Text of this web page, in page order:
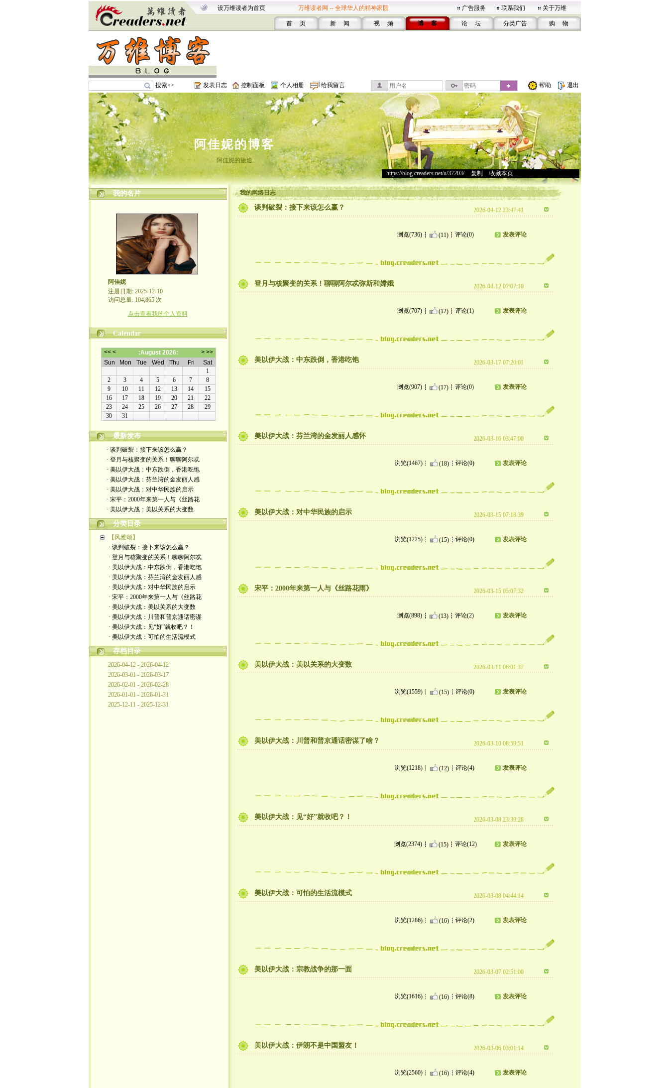
设万维读者为首页 万维读者网 -- 全球华人的精神家园 广告服务 联系我们 关于万维
首 页 新 闻 视 频 博 客 论 坛 分类广告 购 物
搜索>> 发表日志 控制面板 个人相册 给我留言 帮助 退出
阿佳妮的博客
阿佳妮的旅途
https://blog.creaders.net/u/37203/> 复制 收藏本页
我的名片
阿佳妮
注册日期: 2025-12-10
访问总量: 104,865 次
点击查看我的个人资料
Calendar
最新发布
· 谈判破裂：接下来该怎么赢？
· 登月与核聚变的关系！聊聊阿尔忒
· 美以伊大战：中东跌倒，香港吃饱
· 美以伊大战：芬兰湾的金发丽人感
· 美以伊大战：对中华民族的启示
· 宋平：2000年来第一人与《丝路花
· 美以伊大战：美以关系的大变数
分类目录
【风雅颂】
· 谈判破裂：接下来该怎么赢？
· 登月与核聚变的关系！聊聊阿尔忒
· 美以伊大战：中东跌倒，香港吃饱
· 美以伊大战：芬兰湾的金发丽人感
· 美以伊大战：对中华民族的启示
· 宋平：2000年来第一人与《丝路花
· 美以伊大战：美以关系的大变数
· 美以伊大战：川普和普京通话密谋
· 美以伊大战：见“好”就收吧？！
· 美以伊大战：可怕的生活流模式
存档目录
2026-04-12 - 2026-04-12
2026-03-01 - 2026-03-17
2026-02-01 - 2026-02-28
2026-01-01 - 2026-01-31
2025-12-11 - 2025-12-31
我的网络日志
谈判破裂：接下来该怎么赢？ 2026-04-12 23:47:41
浏览(736) (11) 评论(0) 发表评论
登月与核聚变的关系！聊聊阿尔忒弥斯和嫦娥 2026-04-12 02:07:10
浏览(707) (12) 评论(1) 发表评论
美以伊大战：中东跌倒，香港吃饱 2026-03-17 07:20:01
浏览(907) (17) 评论(0) 发表评论
美以伊大战：芬兰湾的金发丽人感怀 2026-03-16 03:47:00
浏览(1467) (18) 评论(0) 发表评论
美以伊大战：对中华民族的启示 2026-03-15 07:18:39
浏览(1225) (15) 评论(0) 发表评论
宋平：2000年来第一人与《丝路花雨》 2026-03-15 05:07:32
浏览(898) (13) 评论(2) 发表评论
美以伊大战：美以关系的大变数 2026-03-11 06:01:37
浏览(1559) (15) 评论(0) 发表评论
美以伊大战：川普和普京通话密谋了啥？ 2026-03-10 08:59:51
浏览(1218) (12) 评论(4) 发表评论
美以伊大战：见“好”就收吧？！ 2026-03-08 23:39:28
浏览(2374) (15) 评论(12) 发表评论
美以伊大战：可怕的生活流模式 2026-03-08 04:44:14
浏览(1286) (16) 评论(2) 发表评论
美以伊大战：宗教战争的那一面 2026-03-07 02:51:00
浏览(1616) (16) 评论(8) 发表评论
美以伊大战：伊朗不是中国盟友！ 2026-03-06 03:01:14
浏览(2560) (16) 评论(4) 发表评论